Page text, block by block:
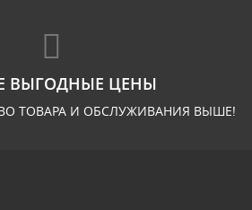
ВЫГОДНЫЕ ЦЕНЫ
ТОВАРА И ОБСЛУЖИВАНИЯ ВЫШЕ!